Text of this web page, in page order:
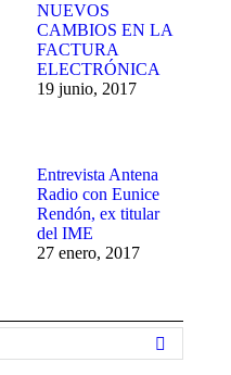
NUEVOS
CAMBIOS EN LA
FACTURA
ELECTRÓNICA
19 junio, 2017
Entrevista Antena
Radio con Eunice
Rendón, ex titular
del IME
27 enero, 2017